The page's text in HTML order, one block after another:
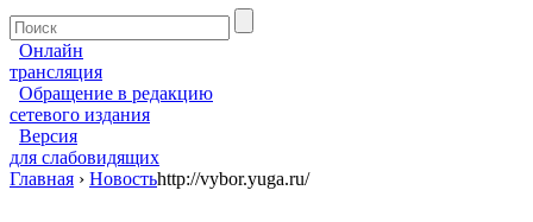
Онлайн
трансляция
Обращение в редакцию
сетевого издания
Версия
для слабовидящих
Главная › Новостьhttp://vybor.yuga.ru/